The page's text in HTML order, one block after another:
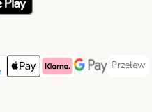
Method
Payment Method
Apple Pay Payment Method
Klarna Payment Method
Google Pay
Przelew
Przelew